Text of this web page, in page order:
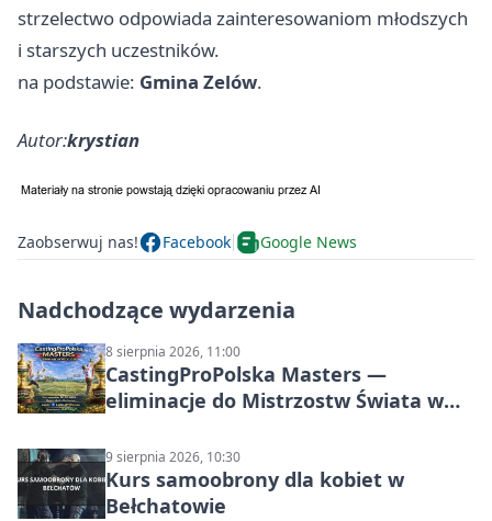
strzelectwo odpowiada zainteresowaniom młodszych
i starszych uczestników.
na podstawie: Gmina Zelów.
Autor:krystian
Zaobserwuj nas! Facebook Google News
Nadchodzące wydarzenia
8 sierpnia 2026, 11:00
CastingProPolska Masters —
eliminacje do Mistrzostw Świata w
9 sierpnia 2026, 10:30
Kurs samoobrony dla kobiet w
Bełchatowie